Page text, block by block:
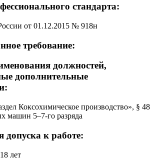
стандарта:
от 01.12.2015 № 918н
требование:
должностей,
дополнительные
Коксохимическое производство», § 48
машин 5–7-го разряда
допуска к работе:
лет